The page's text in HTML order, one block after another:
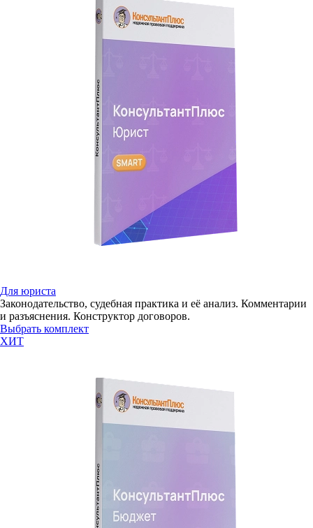
Для юриста
Законодательство, судебная практика и её анализ. Комментарии
и разъяснения. Конструктор договоров.
Выбрать комплект
ХИТ